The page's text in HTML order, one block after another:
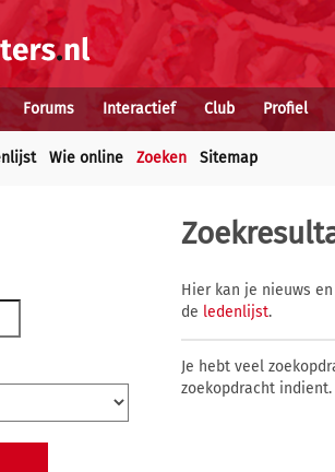
Forums Interactief Club Profiel
Wie online Zoeken Sitemap
Hier kan je nieuws
de ledenlijst.
Je hebt veel
zoekopdracht